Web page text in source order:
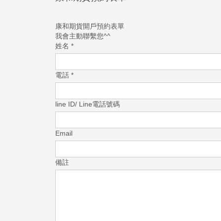
康和期貨開戶預約表單
我會主動聯繫您^^
姓名 *
電話 *
line ID/ Line電話號碼
Email
備註